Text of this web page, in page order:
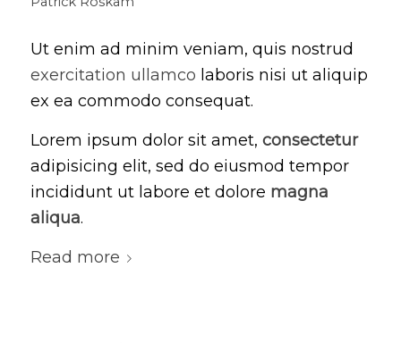
Ut enim ad minim veniam, quis nostrud
exercitation ullamco laboris nisi ut aliquip
ex ea commodo consequat.
Lorem ipsum dolor sit amet, consectetur
adipisicing elit, sed do eiusmod tempor
incididunt ut labore et dolore magna
aliqua.
Read more